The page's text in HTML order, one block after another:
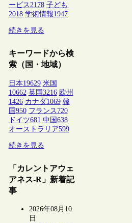
ービス 2178 子ども
2018 学術情報1947
続きを見る
キーワードから検
索（国・地域）
日本19629 米国
10662 英国3216 欧州
1426 カナダ1069 韓
国950 フランス 720
ドイツ681 中国638
オーストラリア599
続きを見る
「カレントアウェ
アネス-R」新着記
事
2026年08月10
日